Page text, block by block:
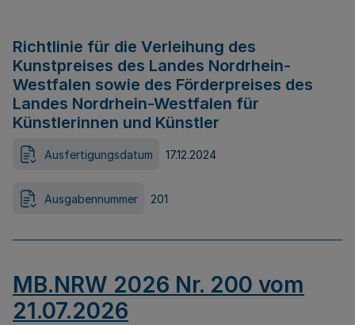
Richtlinie für die Verleihung des
Kunstpreises des Landes Nordrhein-
Westfalen sowie des Förderpreises des
Landes Nordrhein-Westfalen für
Künstlerinnen und Künstler
Ausfertigungsdatum 17.12.2024
Ausgabennummer 201
MB.NRW 2026 Nr. 200 vom
21.07.2026